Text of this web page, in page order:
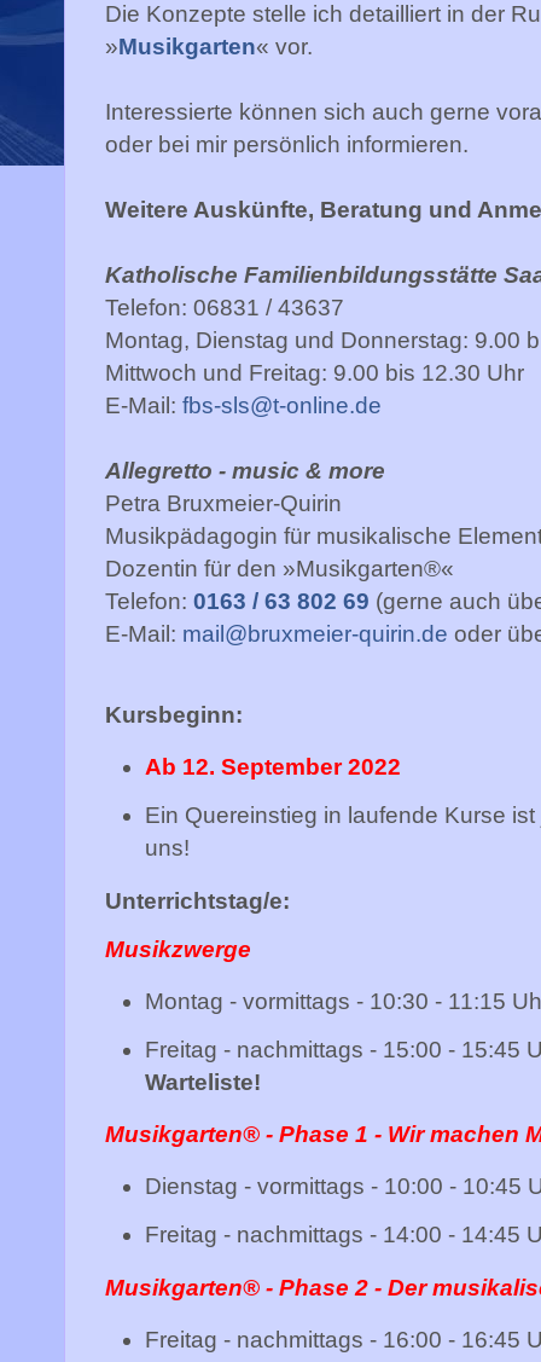
Die Konzepte stelle ich detailliert in der
»Musikgarten« vor.
Interessierte können sich auch gerne
oder bei mir persönlich informieren.
Weitere Auskünfte, Beratung und
Katholische Familienbildungsstätte
Telefon: 06831 / 43637
Montag, Dienstag und Donnerstag: 9.00
Mittwoch und Freitag: 9.00 bis 12.30 Uhr
E-Mail:fbs-sls@t-online.de
Allegretto - music & more
Petra Bruxmeier-Quirin
Musikpädagogin für musikalische
Dozentin für den »Musikgarten®«
Telefon:0163 / 63 802 69 (gerne auch
E-Mail: mail@bruxmeier-quirin.de oder
Kursbeginn:
Ab 12. September 2022
Ein Quereinstieg in laufende Kurse
uns!
Unterrichtstag/e:
Musikzwerge
Montag - vormittags - 10:30 - 11:15
Freitag - nachmittags - 15:00 - 15:45
Warteliste!
Musikgarten® - Phase 1 - Wir machen
Dienstag - vormittags - 10:00 - 10:45
Freitag - nachmittags - 14:00 - 14:45
Musikgarten® - Phase 2 - Der
Freitag - nachmittags - 16:00 - 16:45